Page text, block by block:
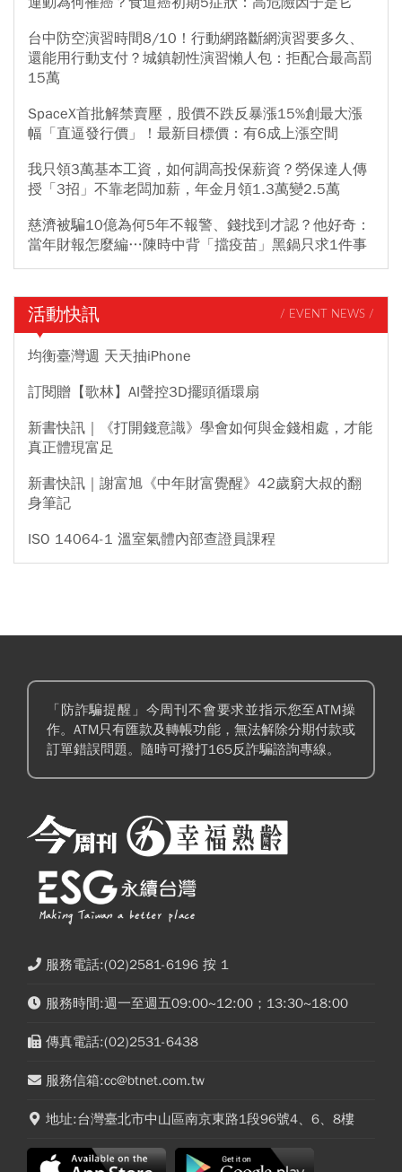
台中防空演習時間8/10！行動網路斷網演習要多久、
還能用行動支付？城鎮韌性演習懶人包：拒配合最高罰
15萬
SpaceX首批解禁賣壓，股價不跌反暴漲15%創最大漲
幅「直逼發行價」！最新目標價：有6成上漲空間
我只領3萬基本工資，如何調高投保薪資？勞保達人傳
授「3招」不靠老闆加薪，年金月領1.3萬變2.5萬
慈濟被騙10億為何5年不報警、錢找到才認？他好奇：
當年財報怎麼編…陳時中背「擋疫苗」黑鍋只求1件事
活動快訊 / EVENT NEWS /
均衡臺灣週 天天抽iPhone
訂閱贈【歌林】AI聲控3D擺頭循環扇
新書快訊｜《打開錢意識》學會如何與金錢相處，才能
真正體現富足
新書快訊｜謝富旭《中年財富覺醒》42歲窮大叔的翻
身筆記
ISO 14064-1 溫室氣體內部查證員課程
「防詐騙提醒」今周刊不會要求並指示您至ATM操
作。ATM只有匯款及轉帳功能，無法解除分期付款或
訂單錯誤問題。隨時可撥打165反詐騙諮詢專線。
服務電話:(02)2581-6196 按 1
服務時間:週一至週五09:00~12:00；13:30~18:00
傳真電話:(02)2531-6438
服務信箱:cc@btnet.com.tw
地址:台灣臺北市中山區南京東路1段96號4、6、8樓